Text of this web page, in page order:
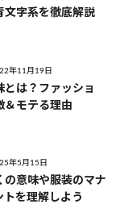
文字系を徹底解説
年11月19日
は？ファッショ
＆モテる理由
年5月15日
の意味や服装のマナ
トを理解しよう